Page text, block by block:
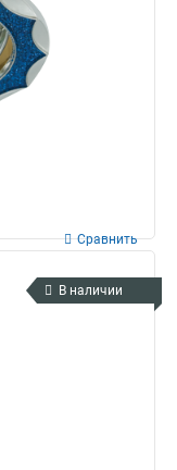
Сравнить
В наличии